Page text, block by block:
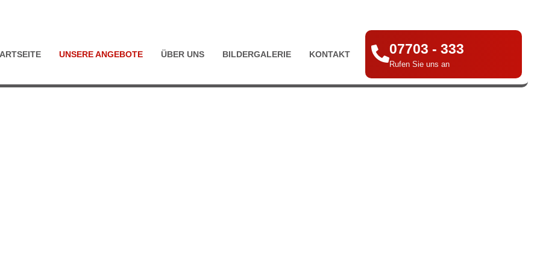
UNSERE ANGEBOTE ÜBER UNS BILDERGALERIE KONTAKT 07703 - 333
Rufen Sie uns an